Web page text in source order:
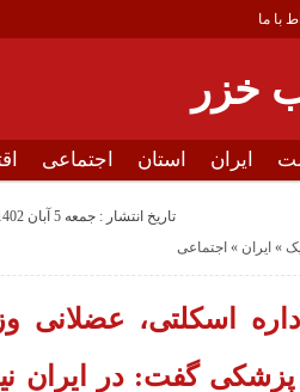
با ما
خزر
ایران استان اجتماعی
تاریخ انتشار : جمعه 5 آبان 1402 - 14:44
اجتماعی « ایران «
اسکلتی، عضلانی
گفت: در ایران